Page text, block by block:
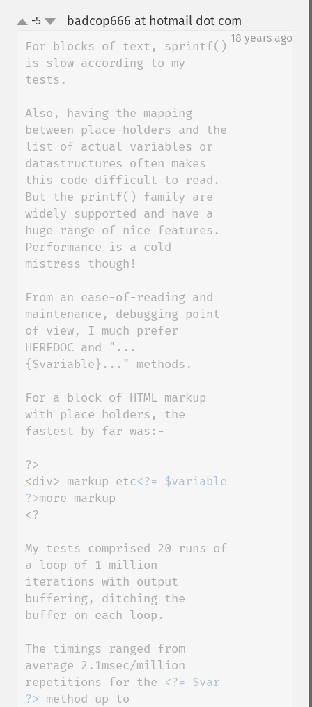
up-5 badcop666 at hotmail dot com
18 years ago
For blocks of text, sprintf()
is slow according to my
tests.
Also, having the mapping
between place-holders and the
list of actual variables or
datastructures often makes
this code difficult to read.
But the printf() family are
widely supported and have a
huge range of nice features.
Performance is a cold
mistress though!
From an ease-of-reading and
maintenance, debugging point
of view, I much prefer
HEREDOC and "...
{$variable}..." methods.
For a block of HTML markup
with place holders, the
fastest by far was:-
?>
<div> markup etc<?= $variable
?>more markup
<?
My tests comprised 20 runs of
a loop of 1 million
iterations with output
buffering, ditching the
buffer on each loop.
The timings ranged from
average 2.1msec/million
repetitions for the <?= $var
?> method up to